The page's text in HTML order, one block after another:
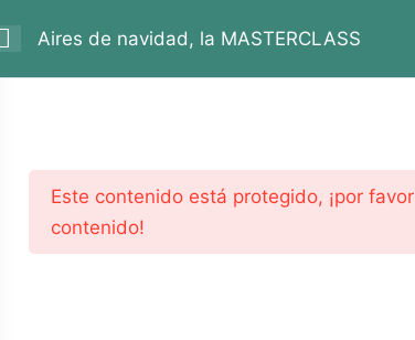
Aires de navidad, la MASTERCLASS
Este contenido está protegido, ¡por favor
contenido!